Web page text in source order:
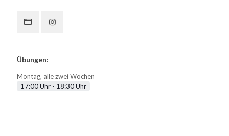
Übungen:
Montag, alle zwei Wochen
17:00 Uhr - 18:30 Uhr